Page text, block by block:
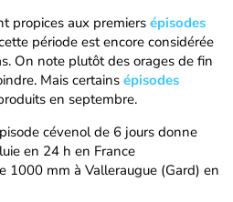
propices aux premiers épisodes
période est encore considérée
On note plutôt des orages de fin
Mais certains épisodes
en septembre.
cévenol de 6 jours donne
en 24 h en France
1000 mm à Valleraugue (Gard) en